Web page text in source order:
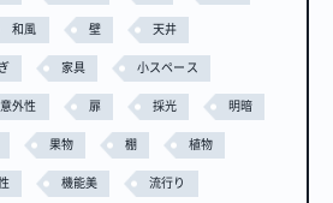
和風 壁 天井
家具 小スペース
意外性 扉 採光 明暗
果物 棚 植物
機能美 流行り